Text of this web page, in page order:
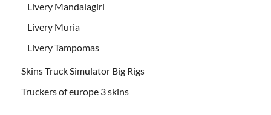
Livery Mandalagiri
Livery Muria
Livery Tampomas
Skins Truck Simulator Big Rigs
Truckers of europe 3 skins